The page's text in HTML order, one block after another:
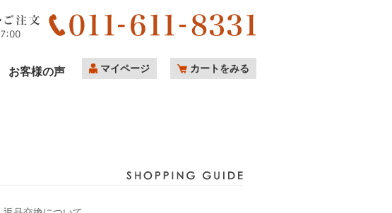
お客様の声 マイページ カートをみる